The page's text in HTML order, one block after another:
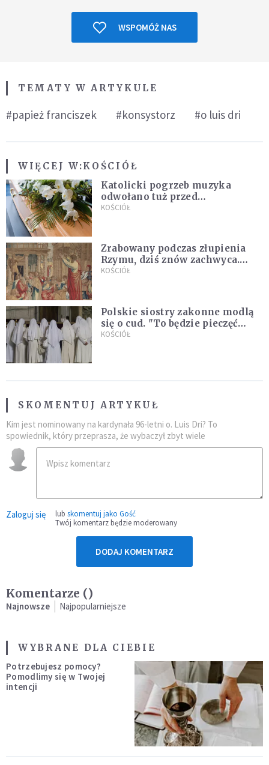
WSPOMÓŻ NAS
TEMATY W ARTYKULE
#papież franciszek #konsystorz #o luis dri
WIĘCEJ W:KOŚCIÓŁ
Katolicki pogrzeb muzyka
odwołano tuż przed
uroczystością. Powodem była
KOŚCIÓŁ
Zrabowany podczas złupienia
Rzymu, dziś znów zachwyca.
Wyjątkowy arras w Castel
KOŚCIÓŁ
Polskie siostry zakonne modlą
się o cud. "To będzie pieczęć
Pana Boga dla naszej wiary"
KOŚCIÓŁ
SKOMENTUJ ARTYKUŁ
Kim jest nominowany na kardynała 96-letni o. Luis Dri? To
spowiednik, który przeprasza, że wybaczył zbyt wiele
Zaloguj się lub skomentuj jako Gość
Twój komentarz będzie moderowany
DODAJ KOMENTARZ
Komentarze ()
Najnowsze Najpopularniejsze
WYBRANE DLA CIEBIE
Potrzebujesz pomocy?
Pomodlimy się w Twojej
intencji